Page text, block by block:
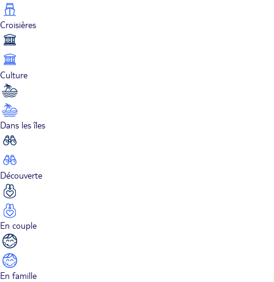
Croisières
Culture
Dans les îles
Découverte
En couple
En famille